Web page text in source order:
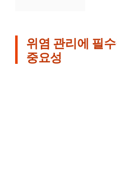
위염 관리에 필
중요성